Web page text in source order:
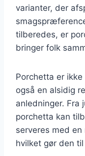
varianter, der
tilberedes, er
bringer folk
Porchetta er
også en alsidig
anledninger. Fra
porchetta kan
serveres med
hvilket gør den